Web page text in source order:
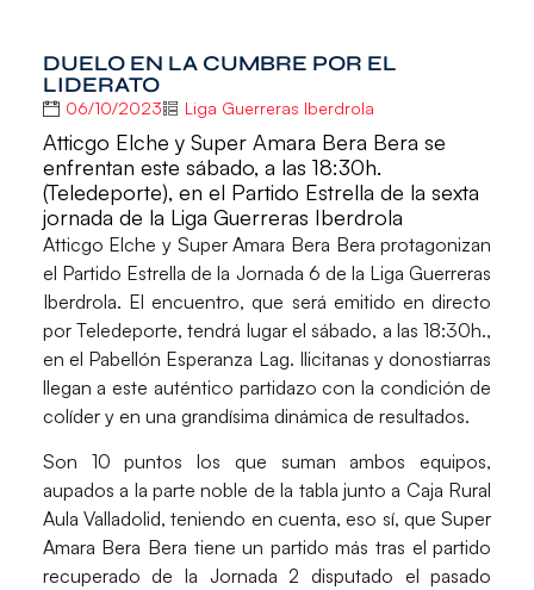
DUELO EN LA CUMBRE POR EL
LIDERATO
06/10/2023 Liga Guerreras Iberdrola
Atticgo Elche y Super Amara Bera Bera se
enfrentan este sábado, a las 18:30h.
(Teledeporte), en el Partido Estrella de la sexta
jornada de la Liga Guerreras Iberdrola
Atticgo Elche y Super Amara Bera Bera protagonizan
el Partido Estrella de la Jornada 6 de la Liga Guerreras
Iberdrola. El encuentro, que será emitido en directo
porTeledeporte, tendrá lugar el sábado, a las 18:30h.,
en el Pabellón Esperanza Lag. Ilicitanas y donostiarras
llegan a este auténtico partidazo con la condición de
colíder y en una grandísima dinámica de resultados.
Son 10 puntos los que suman ambos equipos,
aupados a la parte noble de la tabla junto a Caja Rural
Aula Valladolid, teniendo en cuenta, eso sí, queSuper
Amara Bera Bera tiene un partido más tras el partido
recuperado de la Jornada 2 disputado el pasado